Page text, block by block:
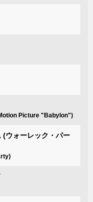
Picture "Babylon")
(ウォーレック・パー